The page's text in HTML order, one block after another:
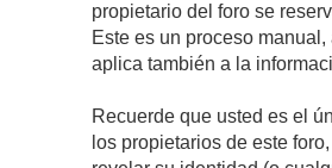
propietario del foro se
Este es un proceso
aplica también a la
Recuerde que usted es el
los propietarios de este